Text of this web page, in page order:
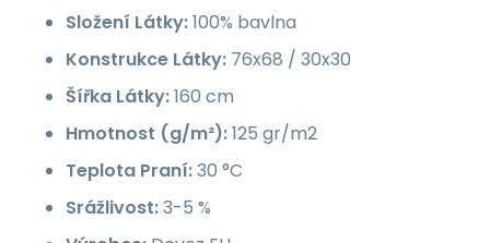
Složení Látky:100% bavlna
Konstrukce Látky: 76x68 / 30x30
Šířka Látky:160 cm
Hmotnost (g/m²):125 gr/m2
Teplota Praní:30 °C
Srážlivost:3-5 %